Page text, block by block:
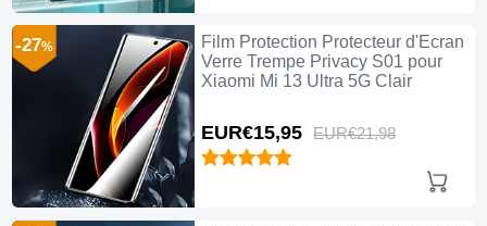
Film Protection Protecteur d'Ecran
Verre Trempe Privacy S01 pour
Xiaomi Mi 13 Ultra 5G Clair
EUR€15,95 EUR€21,98
-27%